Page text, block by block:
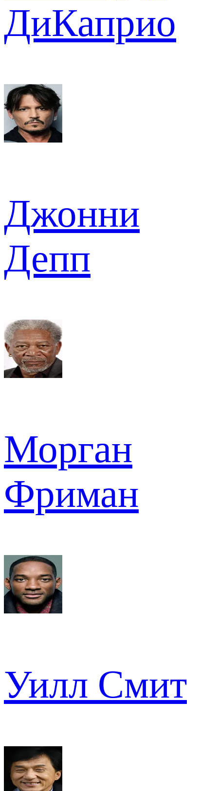
ДиКаприо
Джонни
Депп
Морган
Фриман
Уилл Смит